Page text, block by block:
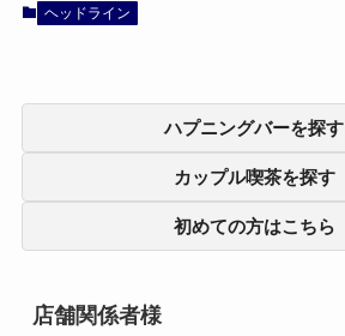
ヘッドライン
ハプニングバーを探す
カップル喫茶を探す
初めての方はこちら
店舗関係者様